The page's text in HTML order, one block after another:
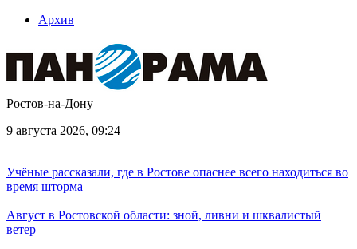
Архив
Ростов-на-Дону
9 августа 2026, 09:24
Учёные рассказали, где в Ростове опаснее всего находиться во
время шторма
Август в Ростовской области: зной, ливни и шквалистый
ветер